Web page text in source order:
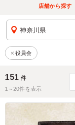
店舗から探す
神奈川県
役員会
151 件
1～20件を表示